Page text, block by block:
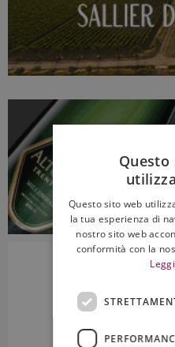
Questo sito web
la tua esperienza di
nostro sito web
conformità con la